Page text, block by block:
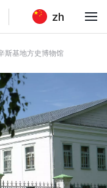
zh
斯基地方史博物馆